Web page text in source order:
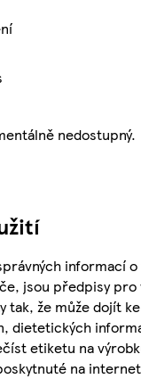
nedostupný.
informací
jsou předpisy
tak, že může dojít
dietetických
etiketu na
na